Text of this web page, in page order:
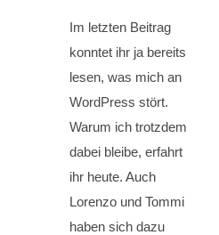
Im letzten Beitrag
konntet ihr ja bereits
lesen, was mich an
WordPress stört.
Warum ich trotzdem
dabei bleibe, erfahrt
ihr heute. Auch
Lorenzo und Tommi
haben sich dazu